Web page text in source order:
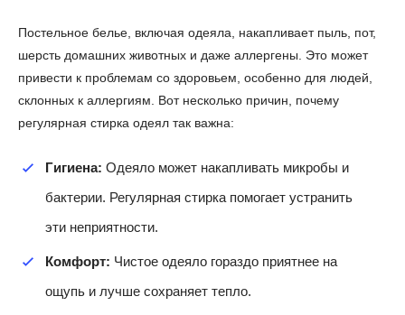
Постельное белье, включая одеяла, накапливает пыль, пот,
шерсть домашних животных и даже аллергены. Это может
привести к проблемам со здоровьем, особенно для людей,
склонных к аллергиям. Вот несколько причин, почему
регулярная стирка одеял так важна:
Гигиена: Одеяло может накапливать микробы и
бактерии. Регулярная стирка помогает устранить
эти неприятности.
Комфорт: Чистое одеяло гораздо приятнее на
ощупь и лучше сохраняет тепло.